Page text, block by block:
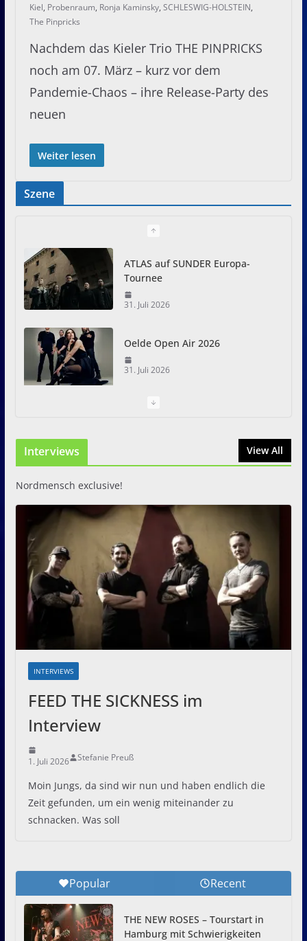
Kiel, Probenraum, Ronja Kaminsky, SCHLESWIG-HOLSTEIN,
The Pinpricks
Nachdem das Kieler Trio THE PINPRICKS
noch am 07. März – kurz vor dem
Pandemie-Chaos – ihre Release-Party des
neuen
Weiter lesen
Szene
ATLAS auf SUNDER Europa-
Tournee
31. Juli 2026
Oelde Open Air 2026
31. Juli 2026
I Prevail – Violent Nature
Interviews View All
Nordmensch exclusive!
INTERVIEWS
FEED THE SICKNESS im
Interview
1. Juli 2026 Stefanie Preuß
Moin Jungs, da sind wir nun und haben endlich die
Zeit gefunden, um ein wenig miteinander zu
schnacken. Was soll
Popular Recent
THE NEW ROSES – Tourstart in
Hamburg mit Schwierigkeiten